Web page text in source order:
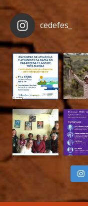
cedefes_